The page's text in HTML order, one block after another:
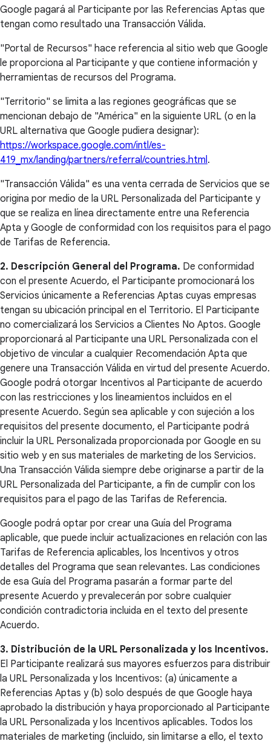
Google pagará al Participante por las Referencias Aptas que
tengan como resultado una Transacción Válida.
"Portal de Recursos" hace referencia al sitio web que Google
le proporciona al Participante y que contiene información y
herramientas de recursos del Programa.
"Territorio" se limita a las regiones geográficas que se
mencionan debajo de "América" en la siguiente URL (o en la
URL alternativa que Google pudiera designar):
https://workspace.google.com/intl/es-
419_mx/landing/partners/referral/countries.html .
"Transacción Válida" es una venta cerrada de Servicios que se
origina por medio de la URL Personalizada del Participante y
que se realiza en línea directamente entre una Referencia
Apta y Google de conformidad con los requisitos para el pago
de Tarifas de Referencia.
2. Descripción General del Programa. De conformidad
con el presente Acuerdo, el Participante promocionará los
Servicios únicamente a Referencias Aptas cuyas empresas
tengan su ubicación principal en el Territorio. El Participante
no comercializará los Servicios a Clientes No Aptos. Google
proporcionará al Participante una URL Personalizada con el
objetivo de vincular a cualquier Recomendación Apta que
genere una Transacción Válida en virtud del presente Acuerdo.
Google podrá otorgar Incentivos al Participante de acuerdo
con las restricciones y los lineamientos incluidos en el
presente Acuerdo. Según sea aplicable y con sujeción a los
requisitos del presente documento, el Participante podrá
incluir la URL Personalizada proporcionada por Google en su
sitio web y en sus materiales de marketing de los Servicios.
Una Transacción Válida siempre debe originarse a partir de la
URL Personalizada del Participante, a fin de cumplir con los
requisitos para el pago de las Tarifas de Referencia.
Google podrá optar por crear una Guía del Programa
aplicable, que puede incluir actualizaciones en relación con las
Tarifas de Referencia aplicables, los Incentivos y otros
detalles del Programa que sean relevantes. Las condiciones
de esa Guía del Programa pasarán a formar parte del
presente Acuerdo y prevalecerán por sobre cualquier
condición contradictoria incluida en el texto del presente
Acuerdo.
3. Distribución de la URL Personalizada y los Incentivos.
El Participante realizará sus mayores esfuerzos para distribuir
la URL Personalizada y los Incentivos: (a) únicamente a
Referencias Aptas y (b) solo después de que Google haya
aprobado la distribución y haya proporcionado al Participante
la URL Personalizada y los Incentivos aplicables. Todos los
materiales de marketing (incluido, sin limitarse a ello, el texto